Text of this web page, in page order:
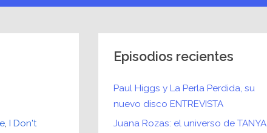
,I Don't
Episodios recientes
Paul Higgs y La Perla Perdida, su
nuevo disco ENTREVISTA
Juana Rozas: el universo de TANYA